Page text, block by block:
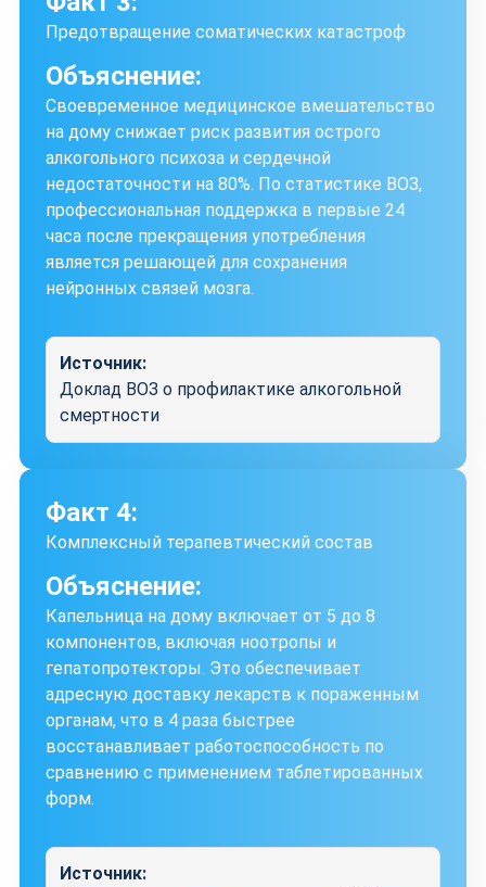
Предотвращение соматических катастроф
Объяснение:
Своевременное медицинское вмешательство
на дому снижает риск развития острого
алкогольного психоза и сердечной
недостаточности на 80%. По статистике ВОЗ,
профессиональная поддержка в первые 24
часа после прекращения употребления
является решающей для сохранения
нейронных связей мозга.
Источник:
Доклад ВОЗ о профилактике алкогольной
смертности
Факт 4:
Комплексный терапевтический состав
Объяснение:
Капельница на дому включает от 5 до 8
компонентов, включая ноотропы и
гепатопротекторы. Это обеспечивает
адресную доставку лекарств к пораженным
органам, что в 4 раза быстрее
восстанавливает работоспособность по
сравнению с применением таблетированных
форм.
Источник: